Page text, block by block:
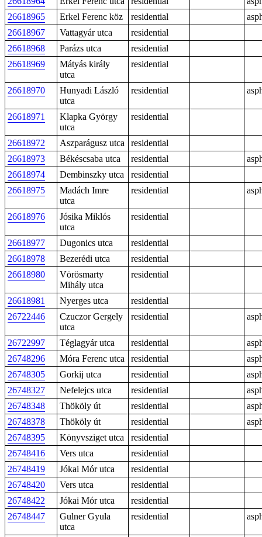
26618965
Erkel Ferenc köz residential
26618967
Vattagyár utca
residential
26618968
Parázs utca
residential
26618969
Mátyás király
utca
residential
26618970
Hunyadi László
utca
residential
26618971
Klapka György
utca
residential
26618972 Aszparágusz utca
residential
26618973
Békéscsaba utca residential
26618974
Dembinszky utca
residential
26618975
Madách Imre
utca
residential
26618976
Jósika Miklós
utca
residential
26618977 Dugonics utca
residential
26618978
Bezerédi utca
residential
26618980
Vörösmarty
Mihály utca
residential
26618981 Nyerges utca
residential
26722446
Czuczor Gergely
utca
residential
26722997 Téglagyár utca residential
26748296
Móra Ferenc utca residential
26748305
Gorkij utca residential
26748327
Nefelejcs utca residential
26748348
Thököly út residential
26748378
Thököly út residential
26748395
Könyvsziget utca
residential
26748416
Vers utca
residential
26748419
Jókai Mór utca
residential
26748420
Vers utca
residential
26748422
Jókai Mór utca
residential
26748447
Gulner Gyula
utca
residential